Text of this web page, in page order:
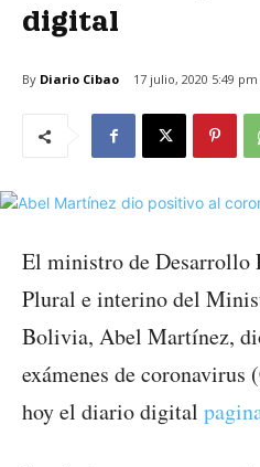
digital
By Diario Cibao 17 julio, 2020 5:49 pm
El ministro de Desarrollo
Plural e interino del
Bolivia, Abel Martínez,
exámenes de
hoy el diario digital